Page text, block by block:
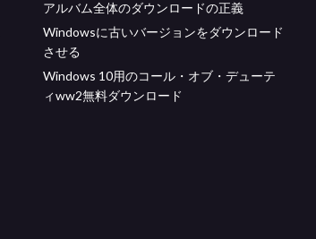
アルバム全体のダウンロードの正義
Windowsに古いバージョンをダウンロード
させる
Windows 10用のコール・オブ・デューテ
ィww2無料ダウンロード